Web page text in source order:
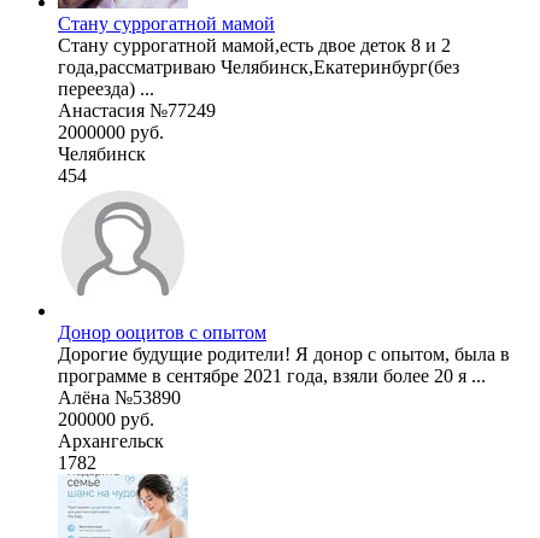
Стану суррогатной мамой
Стану суррогатной мамой,есть двое деток 8 и 2
года,рассматриваю Челябинск,Екатеринбург(без
переезда) ...
Анастасия №77249
2000000 руб.
Челябинск
454
Донор ооцитов с опытом
Дорогие будущие родители! Я донор с опытом, была в
программе в сентябре 2021 года, взяли более 20 я ...
Алёна №53890
200000 руб.
Архангельск
1782